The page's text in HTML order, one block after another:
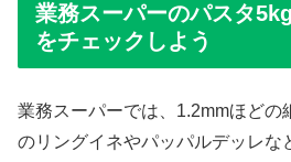
業務スーパーのパスタ
をチェックしよう
業務スーパーでは、1.2mmほどの
のリングイネやパッパルデッレな